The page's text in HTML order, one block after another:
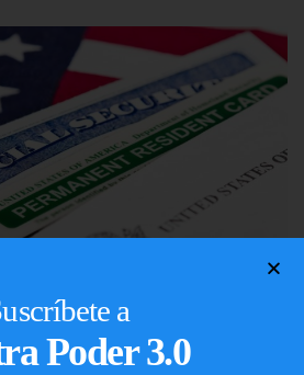
de EEUU
a
Poder 3.0